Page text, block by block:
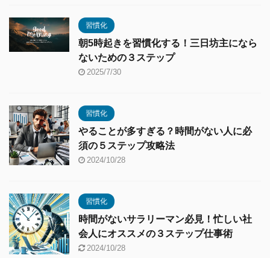
習慣化
朝5時起きを習慣化する！三日坊主になら
ないための３ステップ
2025/7/30
習慣化
やることが多すぎる？時間がない人に必
須の５ステップ攻略法
2024/10/28
習慣化
時間がないサラリーマン必見！忙しい社
会人にオススメの３ステップ仕事術
2024/10/28